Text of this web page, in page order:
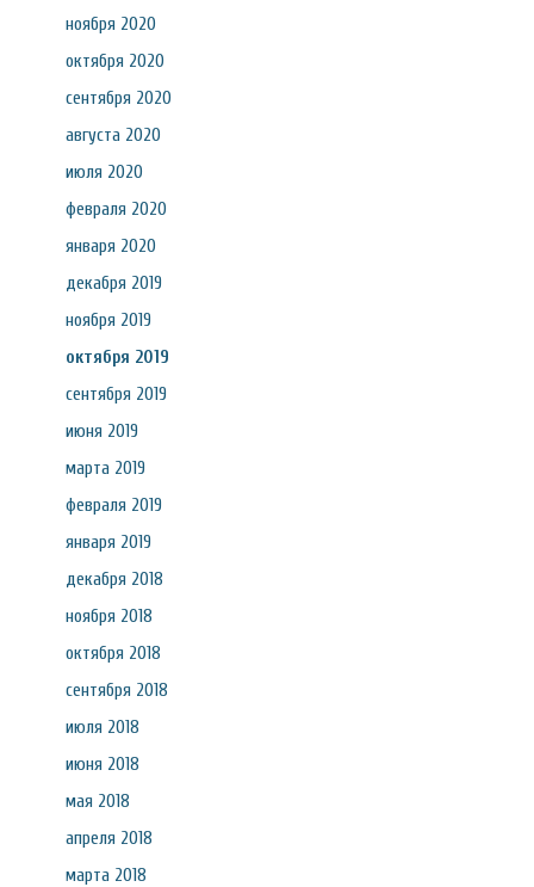
ноября 2020
октября 2020
сентября 2020
августа 2020
июля 2020
февраля 2020
января 2020
декабря 2019
ноября 2019
октября 2019
сентября 2019
июня 2019
марта 2019
февраля 2019
января 2019
декабря 2018
ноября 2018
октября 2018
сентября 2018
июля 2018
июня 2018
мая 2018
апреля 2018
марта 2018